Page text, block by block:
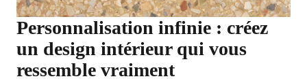
Personnalisation infinie : créez
un design intérieur qui vous
ressemble vraiment